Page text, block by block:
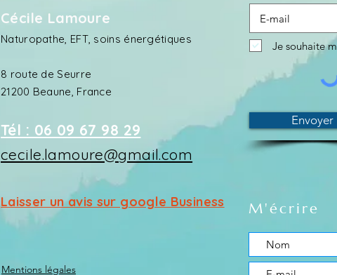
Cécile Lamoure
Naturopathe, EFT, soins énergétiques
8 route de Seurre
21200 Beaune, France
Tél : 06 09 67 98 29
cecile.lamoure@gmail.com
Laisser un avis sur google Business
Je souhaite
Envoyer
Mentions légales
M'écrire